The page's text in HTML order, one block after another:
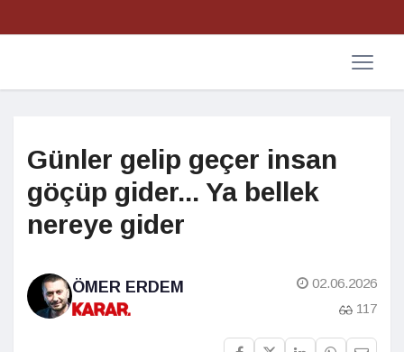
Günler gelip geçer insan
göçüp gider... Ya bellek
nereye gider
ÖMER ERDEM
02.06.2026
117